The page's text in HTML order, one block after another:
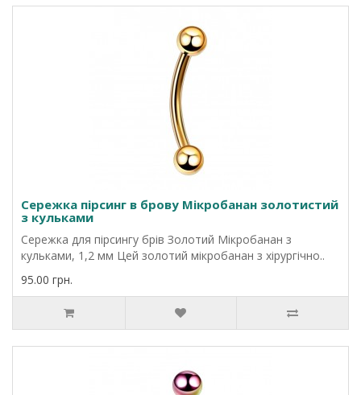
Сережка пірсинг в брову Мікробанан золотистий
з кульками
Сережка для пірсингу брів Золотий Мікробанан з
кульками, 1,2 мм Цей золотий мікробанан з хірургічно..
95.00 грн.